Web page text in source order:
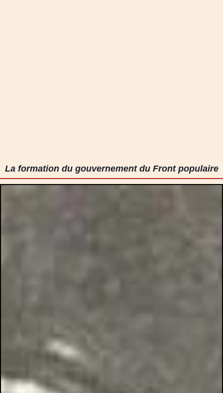
La formation du gouvernement du Front populaire